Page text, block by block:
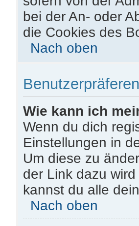
bei der An- oder
die Cookies des
Nach oben
Wie kann ich
Wenn du dich
Einstellungen in
Um diese zu
der Link dazu
kannst du alle
Nach oben